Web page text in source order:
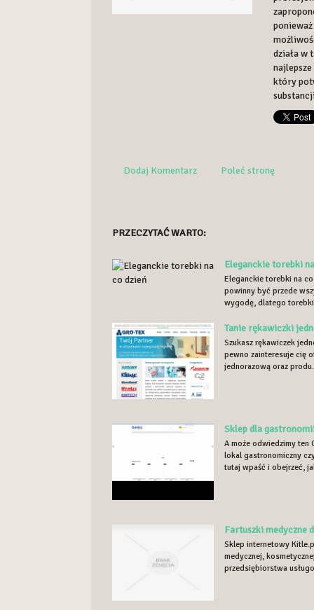
działa w
który
Dodaj Komentarz Poleć stronę
PRZECZYTAĆ WARTO:
Eleganckie torebki
Eleganckie torebki na
powinny być przede
wygodę, dlatego
Tanie rękawiczki
Szukasz rękawiczek
pewno zainteresuje cię
jednorazową oraz
Sklep dla
A może odwiedzimy ten
lokal gastronomiczny
tutaj wpaść i obejrzeć,
Fartuszki medyczne
Sklep internetowy
medycznej,
przedsiębiorstwa